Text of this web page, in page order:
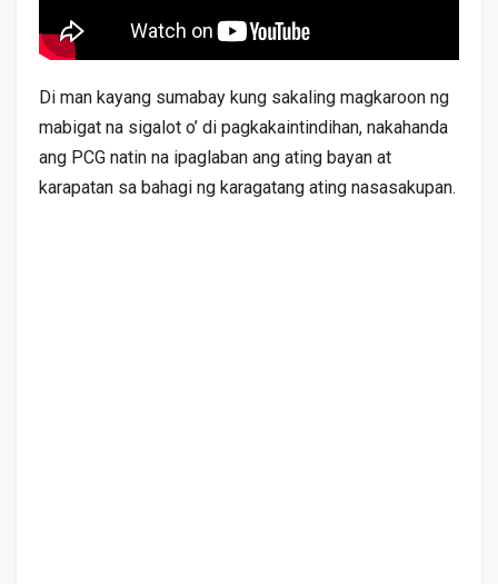
Di man kayang sumabay kung sakaling magkaroon ng
mabigat na sigalot o’ di pagkakaintindihan, nakahanda
ang PCG natin na ipaglaban ang ating bayan at
karapatan sa bahagi ng karagatang ating nasasakupan.